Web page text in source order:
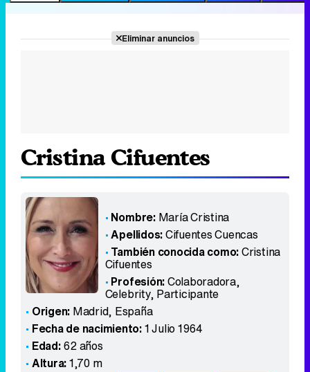
Eliminar anuncios
Cristina Cifuentes
Nombre: María Cristina
Apellidos:Cifuentes Cuencas
También conocida como:Cristina
Cifuentes
Profesión:Colaboradora,
Celebrity, Participante
Origen: Madrid, España
Fecha de nacimiento:1 Julio 1964
Edad:62 años
Altura:1,70 m